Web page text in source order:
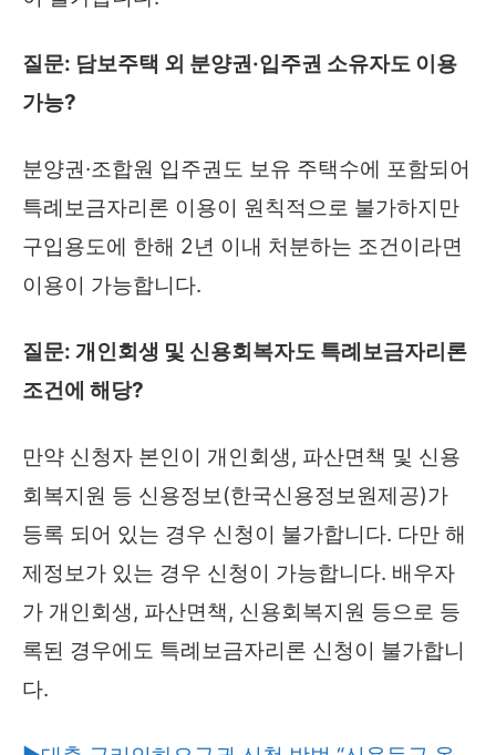
질문: 담보주택 외 분양권·입주권 소유자도 이용
가능?
분양권·조합원 입주권도 보유 주택수에 포함되어
특례보금자리론 이용이 원칙적으로 불가하지만
구입용도에 한해 2년 이내 처분하는 조건이라면
이용이 가능합니다.
질문: 개인회생 및 신용회복자도 특례보금자리론
조건에 해당?
만약 신청자 본인이 개인회생, 파산면책 및 신용
회복지원 등 신용정보(한국신용정보원제공)가
등록 되어 있는 경우 신청이 불가합니다. 다만 해
제정보가 있는 경우 신청이 가능합니다. 배우자
가 개인회생, 파산면책, 신용회복지원 등으로 등
록된 경우에도 특례보금자리론 신청이 불가합니
다.